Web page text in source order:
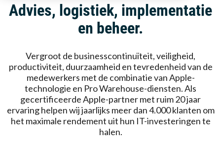
Advies, logistiek, implementatie
en beheer.
Vergroot de businesscontinuïteit, veiligheid,
productiviteit, duurzaamheid en tevredenheid van de
medewerkers met de combinatie van Apple-
technologie en Pro Warehouse-diensten. Als
gecertificeerde Apple-partner met ruim 20 jaar
ervaring helpen wij jaarlijks meer dan 4.000 klanten om
het maximale rendement uit hun IT-investeringen te
halen.